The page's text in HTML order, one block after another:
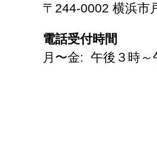
〒244-0002 横浜市
電話受付時間
月〜金: 午後３時～